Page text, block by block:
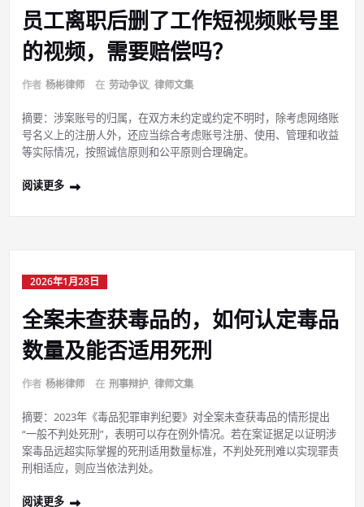
员工离职后删了工作短视频账号里
的视频，需要赔偿吗？
作者 杨彬律师 在 劳动争议, 律师文集
摘要：涉案账号的归属，在双方未约定或约定不明时，除考虑网络账
号名义上的注册人外，还应当综合考虑账号注册、使用、管理和收益
等实际情况，按照诚信原则和公平原则合理确定。
阅读更多
2026年1月28日
全案未查获毒品的，如何认定毒品
数量及能否适用死刑
作者 杨彬律师 在 刑事辩护, 律师文集
摘要：2023年《毒品犯罪审判纪要》对全案未查获毒品的情形提出
“一般不判处死刑”，表明可以存在例外情况。若在案证据足以证明涉
案毒品远超实际掌握的死刑适用数量标准，不判处死刑难以实现罪责
刑相适应，则应当依法判处。
阅读更多